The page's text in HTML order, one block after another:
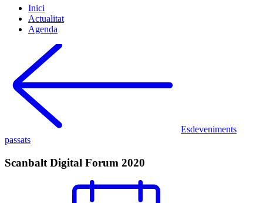
Inici
Actualitat
Agenda
Esdeveniments
passats
Scanbalt Digital Forum 2020